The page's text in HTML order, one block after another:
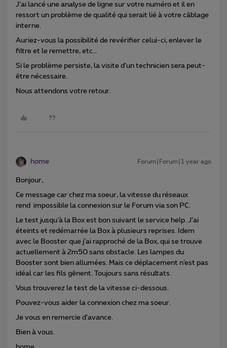
J’ai lancé une analyse de ligne sur votre numéro et il en
ressort un problème de qualité qui serait lié à votre câblage
interne.
Auriez-vous la possibilité de revérifier celui-ci, enlever le
filtre et le remettre, etc…
Si le problème persiste, la visite d’un technicien sera peut-
être nécessaire.
Nous attendons votre retour.
home Forum|Forum|1 year ago
Bonjour,
Ce message car chez ma soeur, la vitesse du réseaux
rend impossible la connexion sur le Forum via son PC.
Le test jusqu’à la Box est bon suivant le service help. J’ai
éteints et redémarrée la Box à plusieurs reprises. Idem
avec le Booster que j’ai rapproché de la Box, qui se trouve
actuellement à 2m50 sans obstacle. Les lampes du
Booster sont bien allumées. Mais ce déplacement n’est pas
idéal car les fils gênent. Toujours sans résultats.
Vous trouverez le test de la vitesse ci-dessous.
Pouvez-vous aider la connexion chez ma soeur.
Je vous en remercie d’avance.
Bien à vous.